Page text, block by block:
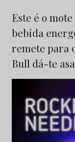
Este é o
bebida
remete para
Bull dá-te